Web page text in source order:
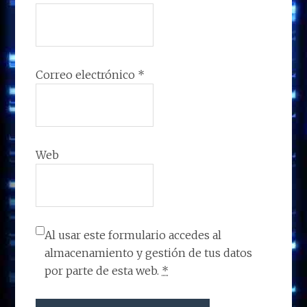
Correo electrónico *
Web
Al usar este formulario accedes al
almacenamiento y gestión de tus datos
por parte de esta web. *